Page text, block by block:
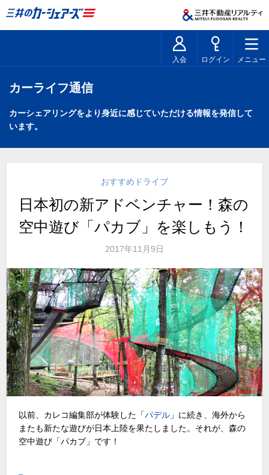
入会 ログイン メニュー
カーライフ通信
カーシェアリングをより身近に感じていただける情報を発信して
います。
おすすめドライブ
日本初の新アドベンチャー！森の
空中遊び「パカブ」を楽しもう！
2017年11月9日
以前、カレコ編集部が体験した「パデル 」に続き、海外から
またも新たな遊びが日本上陸を果たしました。それが、森の
空中遊び「パカブ」です！